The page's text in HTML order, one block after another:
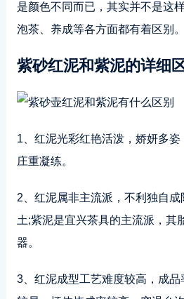
是颜色不同而已，其实并不是这
泡茶、养成等各方面都有着区别。
紫砂红泥和紫泥的详细
1、红泥光彩红艳活泼，娇妍多姿
庄重凝练。
2、红泥属非主流派，不利独自
土;紫泥是宜兴茶具的主流派，其
器。
3、红泥成型工艺难度较高，成